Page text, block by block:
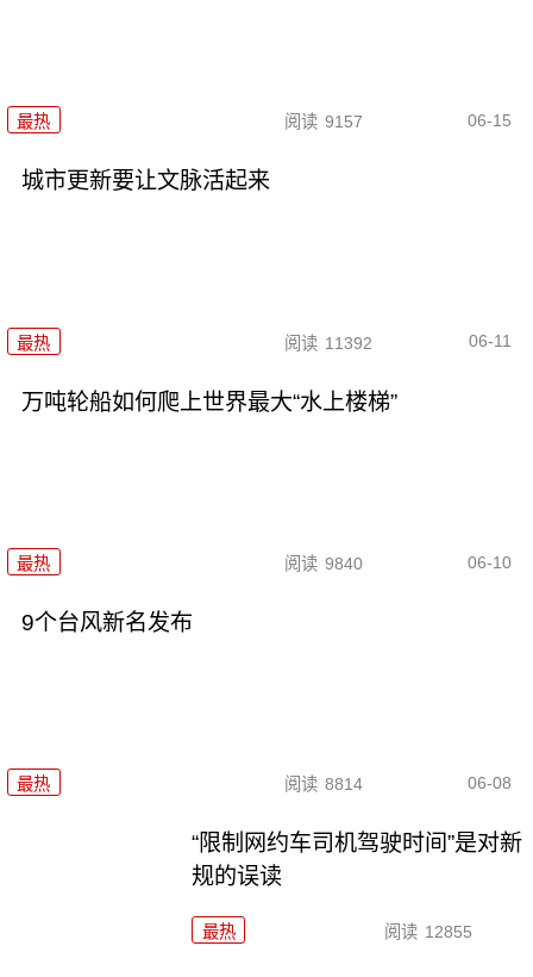
最热 阅读 9157 06-15
城市更新要让文脉活起来
最热 阅读 11392 06-11
万吨轮船如何爬上世界最大“水上楼梯”
最热 阅读 9840 06-10
9个台风新名发布
最热 阅读 8814 06-08
“限制网约车司机驾驶时间”是对新
规的误读
最热 阅读 12855